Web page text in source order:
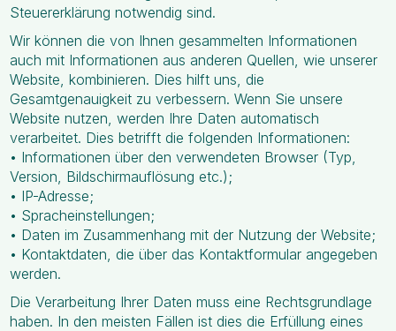
Steuererklärung notwendig sind.
Wir können die von Ihnen gesammelten Informationen
auch mit Informationen aus anderen Quellen, wie unserer
Website, kombinieren. Dies hilft uns, die
Gesamtgenauigkeit zu verbessern. Wenn Sie unsere
Website nutzen, werden Ihre Daten automatisch
verarbeitet. Dies betrifft die folgenden Informationen:
• Informationen über den verwendeten Browser (Typ,
Version, Bildschirmauflösung etc.);
• IP-Adresse;
• Spracheinstellungen;
• Daten im Zusammenhang mit der Nutzung der Website;
• Kontaktdaten, die über das Kontaktformular angegeben
werden.
Die Verarbeitung Ihrer Daten muss eine Rechtsgrundlage
haben. In den meisten Fällen ist dies die Erfüllung eines